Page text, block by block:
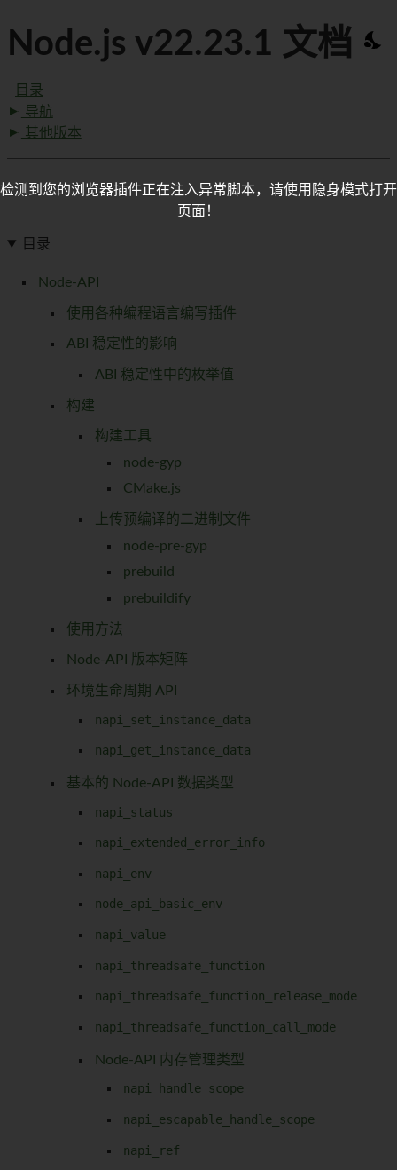
Node.js v22.23.1 文档
目录
导航
其他版本
目录
Node-API
使用各种编程语言编写插件
ABI 稳定性的影响
ABI 稳定性中的枚举值
构建
构建工具
node-gyp
CMake.js
上传预编译的二进制文件
node-pre-gyp
prebuild
prebuildify
使用方法
Node-API 版本矩阵
环境生命周期 API
napi_set_instance_data
napi_get_instance_data
基本的 Node-API 数据类型
napi_status
napi_extended_error_info
napi_env
node_api_basic_env
napi_value
napi_threadsafe_function
napi_threadsafe_function_release_mode
napi_threadsafe_function_call_mode
Node-API 内存管理类型
napi_handle_scope
napi_escapable_handle_scope
napi_ref
检测到您的浏览器插件正在注入异常脚本，请使用隐身模式打开
页面！